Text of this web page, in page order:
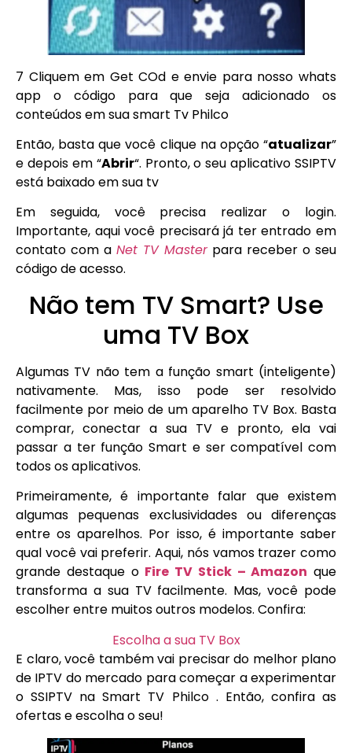
7 Cliquem em Get COd e envie para nosso whats
app o código para que seja adicionado os
conteúdos em sua smart Tv Philco
Então, basta que você clique na opção “atualizar”
e depois em “Abrir“. Pronto, o seu aplicativo SSIPTV
está baixado em sua tv
Em seguida, você precisa realizar o login.
Importante, aqui você precisará já ter entrado em
contato com a Net TV Masterpara receber o seu
código de acesso.
Não tem TV Smart? Use
uma TV Box
Algumas TV não tem a função smart (inteligente)
nativamente. Mas, isso pode ser resolvido
facilmente por meio de um aparelho TV Box. Basta
comprar, conectar a sua TV e pronto, ela vai
passar a ter função Smart e ser compatível com
todos os aplicativos.
Primeiramente, é importante falar que existem
algumas pequenas exclusividades ou diferenças
entre os aparelhos. Por isso, é importante saber
qual você vai preferir. Aqui, nós vamos trazer como
grande destaque o Fire TV Stick – Amazon que
transforma a sua TV facilmente. Mas, você pode
escolher entre muitos outros modelos. Confira:
Escolha a sua TV Box
E claro, você também vai precisar do melhor plano
de IPTV do mercado para começar a experimentar
o SSIPTV na Smart TV Philco . Então, confira as
ofertas e escolha o seu!